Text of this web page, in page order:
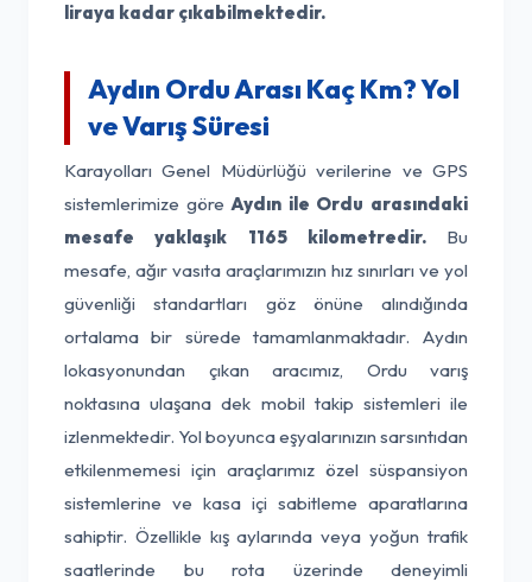
liraya kadar çıkabilmektedir.
Aydın Ordu Arası Kaç Km? Yol
ve Varış Süresi
Karayolları Genel Müdürlüğü verilerine ve GPS
sistemlerimize göreAydın ile Ordu arasındaki
mesafe yaklaşık 1165 kilometredir.Bu
mesafe, ağır vasıta araçlarımızın hız sınırları ve yol
güvenliği standartları göz önüne alındığında
ortalama bir sürede tamamlanmaktadır. Aydın
lokasyonundan çıkan aracımız, Ordu varış
noktasına ulaşana dek mobil takip sistemleri ile
izlenmektedir. Yol boyunca eşyalarınızın sarsıntıdan
etkilenmemesi için araçlarımız özel süspansiyon
sistemlerine ve kasa içi sabitleme aparatlarına
sahiptir. Özellikle kış aylarında veya yoğun trafik
saatlerinde bu rota üzerinde deneyimli